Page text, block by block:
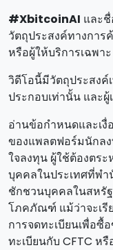
#XbitcoinAI และ
วัตถุประสงค์ทางการ
หรือผู้ให้บริการเฉพาะ
วิดีโอนี้มีวัตถุประสงค์
ประกอบเท่านั้น และ
อ่านข้อกําหนดและเ
ของแพลตฟอร์มนักล
ใจลงทุน ผู้ใช้ต้องตร
บุคคลในประเทศที่พํ
ชักชวนบุคคลในสหรั
โภคภัณฑ์ แม้ว่าจะเรี
การจดทะเบียนเพื่อซื้
ทะเบียนกับ CFTC ห